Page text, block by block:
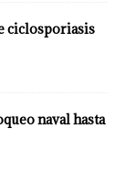
ciclosporiasis
naval hasta